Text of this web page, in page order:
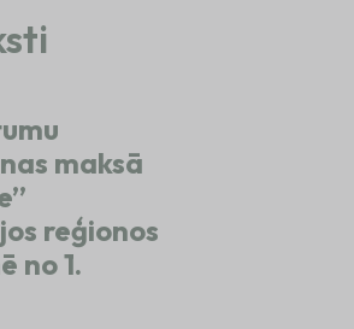
maksā
reģionos
no 1.